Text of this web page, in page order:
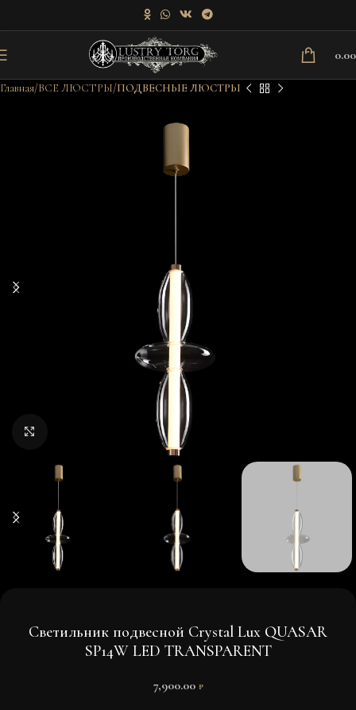
Главная ВСЕ ЛЮСТРЫ ПОДВЕСНЫЕ ЛЮСТРЫ
Нажмите, чтобы увеличить изображение
Светильник подвесной Crystal Lux QUASAR
SP14W LED TRANSPARENT
7,900.00 ₽